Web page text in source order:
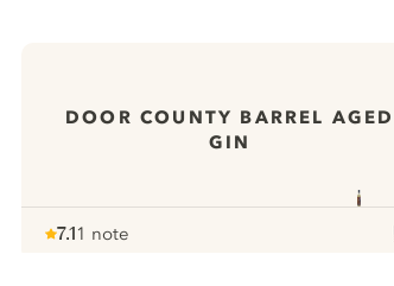
DOOR COUNTY BARREL AGED
GIN
7.11 note